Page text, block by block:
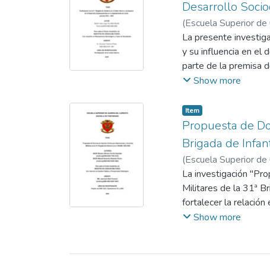
Desarrollo
(Escuela Superior
Prado, Gamaliel
La presente
y su influencia en el
parte de la premisa
especialmente en
estratégica del
resultado
entrevistas
mediante técnicas
seguridad, la
hallazgos revelan
reducir la
básicos y en
con la
Palabras clave: 31ª
Show more
Item
Propuesta de
Brigada de
(Escuela Superior
Bejarano Rivera,
La investigación
Militares de la 31ª
fortalecer la relación
narcotráfico y
Show more